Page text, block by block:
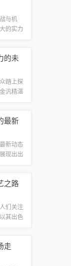
与机
的实力
今晚
的未
踏上探
汎精湛
有...
最新
新动态
现出出
出...
之路
们关注
其出色
待...
走